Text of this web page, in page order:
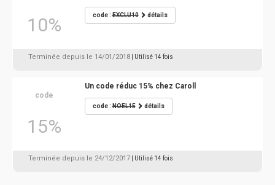
10% code :EXCLU10 détails
Terminée depuis le 14/01/2018 | Utilisé 14 fois
code
15%
Un code réduc 15% chez Caroll
code :NOEL15 détails
Terminée depuis le 24/12/2017 | Utilisé 14 fois